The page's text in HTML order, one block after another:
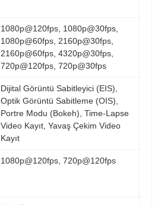
1080p@120fps, 1080p@30fps,
1080p@60fps, 2160p@30fps,
2160p@60fps, 4320p@30fps,
720p@120fps, 720p@30fps
Dijital Görüntü Sabitleyici (EIS),
Optik Görüntü Sabitleme (OIS),
Portre Modu (Bokeh), Time-Lapse
Video Kayıt, Yavaş Çekim Video
Kayıt
1080p@120fps, 720p@120fps